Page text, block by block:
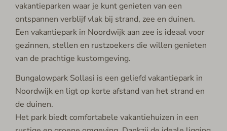
vakantieparken waar je kunt genieten van een
ontspannen verblijf vlak bij strand, zee en duinen.
Een vakantiepark in Noordwijk aan zee is ideaal voor
gezinnen, stellen en rustzoekers die willen genieten
van de prachtige kustomgeving.
Bungalowpark Sollasi is een geliefd vakantiepark in
Noordwijk en ligt op korte afstand van het strand en
de duinen.
Het park biedt comfortabele vakantiehuizen in een